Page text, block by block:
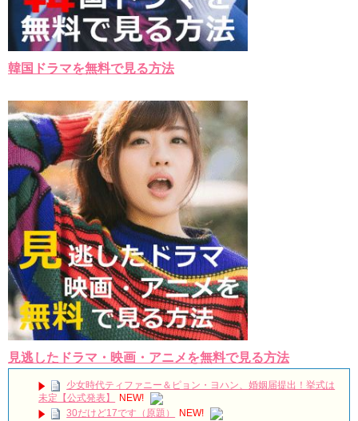
韓国ドラマを無料で見る方法
見逃したドラマ・映画・アニメを無料で見る方法
少女時代ティファニー＆ピョン・ヨハン、婚姻届提出！挙式は
未定【公式発表】
NEW!
30だけど17です（原題）
NEW!